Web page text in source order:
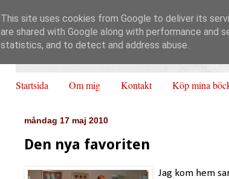
Startsida Om mig Kontakt Köp mina
måndag 17 maj 2010
Den nya favoriten
Jag kom hem
This site uses cookies from Google to deliver its
are shared with Google along with performance and
statistics, and to detect and address abuse.